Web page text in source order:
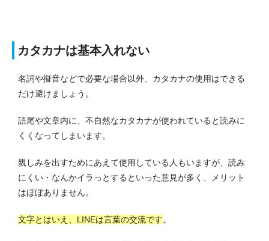
カタカナは基本入れない
名詞や擬音などで必要な場合以外、カタカナの使用はできる
だけ避けましょう。
語尾や文章内に、不自然なカタカナが使われていると読みに
くくなってしまいます。
親しみを出すためにあえて使用している人もいますが、読み
にくい・なんかイラっとするといった意見が多く、メリット
はほぼありません。
文字とはいえ、LINEは言葉の交流です。